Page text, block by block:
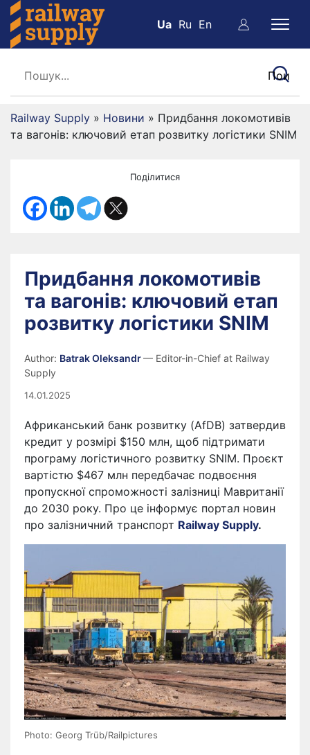
Ua Ru En
Railway Supply » Новини » Придбання локомотивів
та вагонів: ключовий етап розвитку логістики SNIM
Поділитися
Придбання локомотивів
та вагонів: ключовий етап
розвитку логістики SNIM
Author: Batrak Oleksandr— Editor-in-Chief at Railway
Supply
14.01.2025
Африканський банк розвитку (AfDB) затвердив
кредит у розмірі $150 млн, щоб підтримати
програму логістичного розвитку SNIM. Проєкт
вартістю $467 млн передбачає подвоєння
пропускної спроможності залізниці Мавританії
до 2030 року. Про це інформує портал новин
про залізничний транспорт Railway Supply.
Photo: Georg Trüb/Railpictures